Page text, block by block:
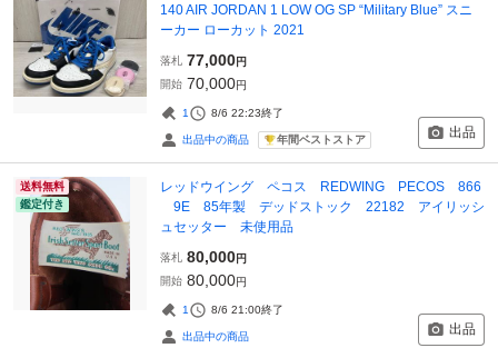
140 AIR JORDAN 1 LOW OG SP “Military Blue” スニ
ーカー ローカット 2021
落札 77,000円
開始 70,000円
1 8/6 22:23終了
出品中の商品 年間ベストストア 出品
送料無料
鑑定付き
レッドウイング ペコス REDWING PECOS 866
9E 85年製 デッドストック 22182 アイリッシ
ュセッター 未使用品
落札 80,000円
開始 80,000円
1 8/6 21:00終了
出品中の商品 出品